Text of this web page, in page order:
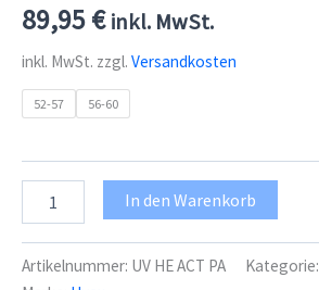
89,95€ inkl. MwSt.
inkl. MwSt. zzgl. Versandkosten
52-57 56-60
Skate
Helm
In den Warenkorb
Artikelnummer: UV HE ACT PA Kategorie: